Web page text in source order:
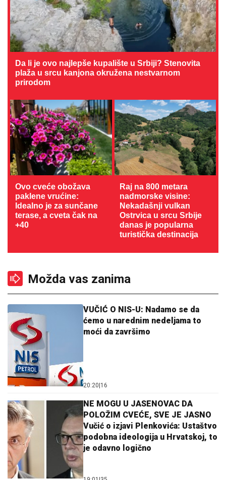
Da li je ovo najlepše kupalište u Srbiji? Stenovita
plaža u srcu kanjona okružena nestvarnom
prirodom
Ovo cveće obožava
paklene vrućine:
Idealno je za sunčane
terase, a cveta čak na
+40
Raj na 800 metara
nadmorske visine:
Nekadašnji vulkan
Ostrvica u srcu Srbije
danas je popularna
turistička destinacija
Možda vas zanima
VUČIĆ O NIS-U: Nadamo se da
ćemo u narednim nedeljama to
moći da završimo
20:20 16
NE MOGU U JASENOVAC DA
POLOŽIM CVEĆE, SVE JE JASNO
Vučić o izjavi Plenkovića: Ustaštvo
podobna ideologija u Hrvatskoj, to
je odavno logično